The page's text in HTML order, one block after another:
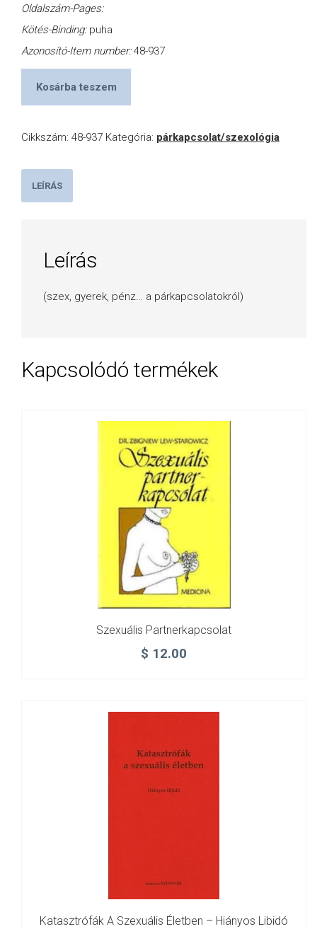
Oldalszám-Pages:
Kötés-Binding: puha
Azonosító-Item number:48-937
Kosárba teszem
Cikkszám: 48-937 Kategória: párkapcsolat/szexológia
LEÍRÁS
Leírás
(szex, gyerek, pénz… a párkapcsolatokról)
Kapcsolódó termékek
Szexuális Partnerkapcsolat
$ 12.00
Katasztrófák A Szexuális Életben – Hiányos Libidó